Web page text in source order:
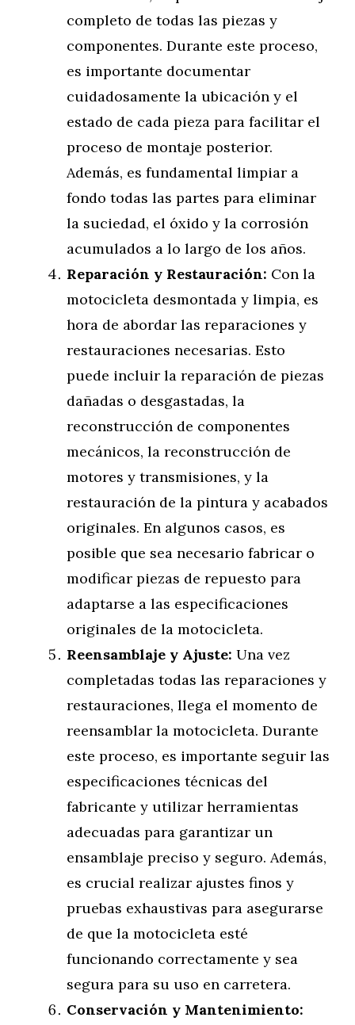
completo de todas las piezas y
componentes. Durante este proceso,
es importante documentar
cuidadosamente la ubicación y el
estado de cada pieza para facilitar el
proceso de montaje posterior.
Además, es fundamental limpiar a
fondo todas las partes para eliminar
la suciedad, el óxido y la corrosión
acumulados a lo largo de los años.
Reparación y Restauración: Con la
motocicleta desmontada y limpia, es
hora de abordar las reparaciones y
restauraciones necesarias. Esto
puede incluir la reparación de piezas
dañadas o desgastadas, la
reconstrucción de componentes
mecánicos, la reconstrucción de
motores y transmisiones, y la
restauración de la pintura y acabados
originales. En algunos casos, es
posible que sea necesario fabricar o
modificar piezas de repuesto para
adaptarse a las especificaciones
originales de la motocicleta.
Reensamblaje y Ajuste: Una vez
completadas todas las reparaciones y
restauraciones, llega el momento de
reensamblar la motocicleta. Durante
este proceso, es importante seguir las
especificaciones técnicas del
fabricante y utilizar herramientas
adecuadas para garantizar un
ensamblaje preciso y seguro. Además,
es crucial realizar ajustes finos y
pruebas exhaustivas para asegurarse
de que la motocicleta esté
funcionando correctamente y sea
segura para su uso en carretera.
Conservación y Mantenimiento: